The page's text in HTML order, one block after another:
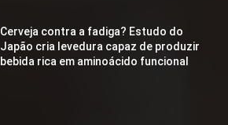
Cerveja contra a fadiga? Estudo do
Japão cria levedura capaz de produzir
bebida rica em aminoácido funcional